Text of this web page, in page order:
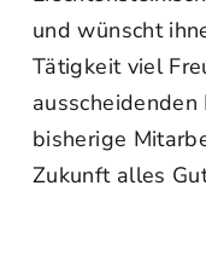
und wünscht
Tätigkeit viel
bisherige
Zukunft alles